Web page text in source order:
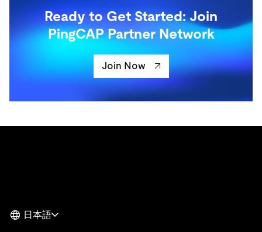
Ready to Get Started: Join
PingCAP Partner Network
Join Now
日本語